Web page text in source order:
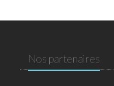
Nos partenaires